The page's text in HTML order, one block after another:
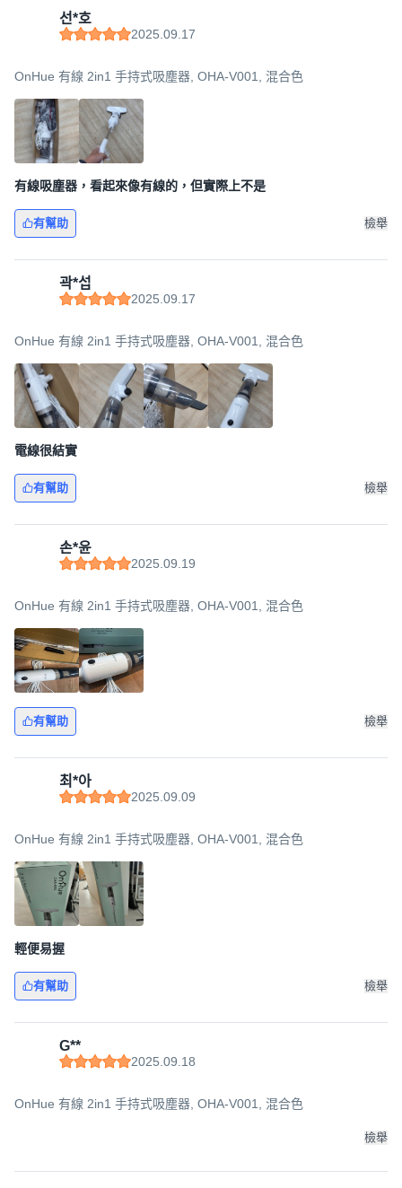
선*호
2025.09.17
OnHue 有線 2in1 手持式吸塵器, OHA-V001, 混合色
有線吸塵器，看起來像有線的，但實際上不是
有幫助 檢舉
곽*섭
2025.09.17
OnHue 有線 2in1 手持式吸塵器, OHA-V001, 混合色
電線很結實
有幫助 檢舉
손*윤
2025.09.19
OnHue 有線 2in1 手持式吸塵器, OHA-V001, 混合色
有幫助 檢舉
최*아
2025.09.09
OnHue 有線 2in1 手持式吸塵器, OHA-V001, 混合色
輕便易握
有幫助 檢舉
G**
2025.09.18
OnHue 有線 2in1 手持式吸塵器, OHA-V001, 混合色
檢舉